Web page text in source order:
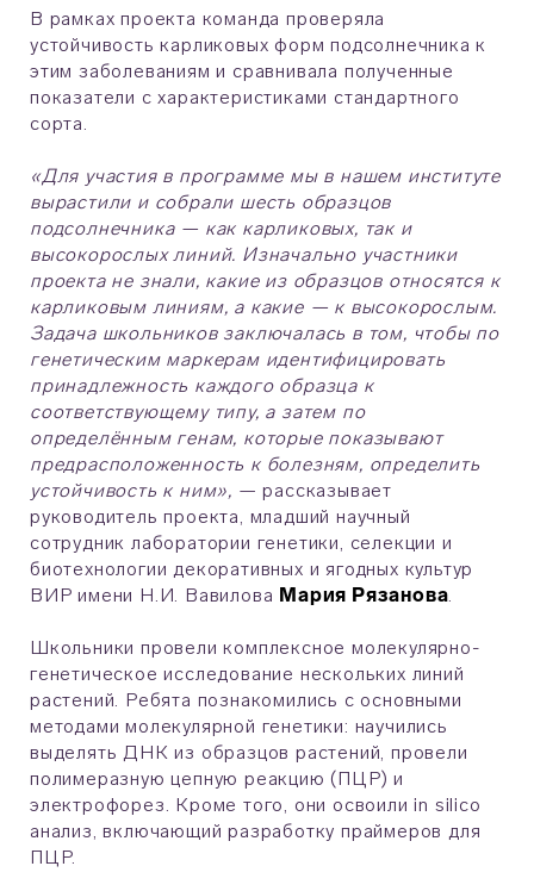
В рамках проекта команда проверяла
устойчивость карликовых форм подсолнечника к
этим заболеваниям и сравнивала полученные
показатели с характеристиками стандартного
сорта.
«Для участия в программе мы в нашем институте
вырастили и собрали шесть образцов
подсолнечника — как карликовых, так и
высокорослых линий. Изначально участники
проекта не знали, какие из образцов относятся к
карликовым линиям, а какие — к высокорослым.
Задача школьников заключалась в том, чтобы по
генетическим маркерам идентифицировать
принадлежность каждого образца к
соответствующему типу, а затем по
определённым генам, которые показывают
предрасположенность к болезням, определить
устойчивость к ним», — рассказывает
руководитель проекта, младший научный
сотрудник лаборатории генетики, селекции и
биотехнологии декоративных и ягодных культур
ВИР имени Н.И. Вавилова Мария Рязанова.
Школьники провели комплексное молекулярно-
генетическое исследование нескольких линий
растений. Ребята познакомились с основными
методами молекулярной генетики: научились
выделять ДНК из образцов растений, провели
полимеразную цепную реакцию (ПЦР) и
электрофорез. Кроме того, они освоили in silico
анализ, включающий разработку праймеров для
ПЦР.